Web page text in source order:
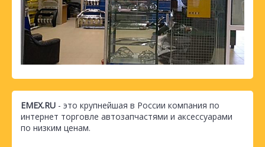
EMEX.RU - это крупнейшая в России компания по
интернет торговле автозапчастями и аксессуарами
по низким ценам.